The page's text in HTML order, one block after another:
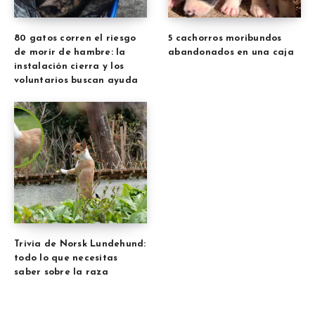
80 gatos corren el riesgo
de morir de hambre: la
instalación cierra y los
voluntarios buscan ayuda
5 cachorros moribundos
abandonados en una caja
Trivia de Norsk Lundehund:
todo lo que necesitas
saber sobre la raza